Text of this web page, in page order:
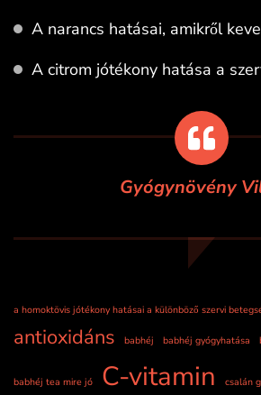
A narancs hatásai, amikről
A citrom jótékony hatása a
Gyógynövény
a homoktövis jótékony hatásai a különböző szervi
antioxidáns babhéj babhéj gyógyhatása
babhéj tea mire jó C-vitamin csalán